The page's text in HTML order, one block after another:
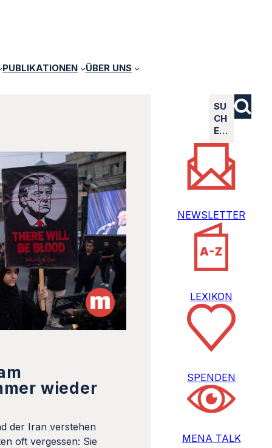
PUBLIKATIONEN ÜBER UNS
wieder
der Iran verstehen
oft vergessen: Sie
SU
CH
E…
NEWSLETTER
LEXIKON
SPENDEN
MENA TALK